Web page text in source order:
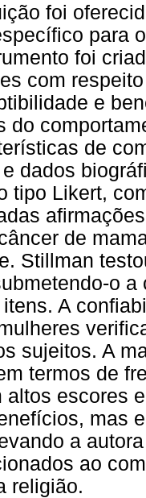
foi
para
foi
com
e
do
de
dados
tipo Likert,
de
Stillman
o
A
sujeitos. A
termos de
altos escores
mas
a
ao
religião.